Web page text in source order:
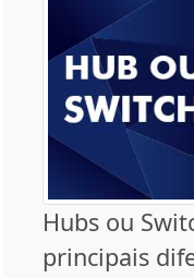
Hubs ou
principais